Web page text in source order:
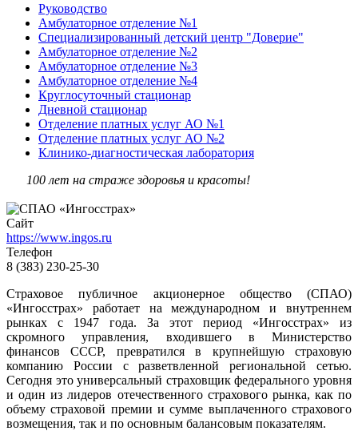
Руководство
Амбулаторное отделение №1
Специализированный детский центр "Доверие"
Амбулаторное отделение №2
Амбулаторное отделение №3
Амбулаторное отделение №4
Круглосуточный стационар
Дневной стационар
Отделение платных услуг АО №1
Отделение платных услуг АО №2
Клинико-диагностическая лаборатория
100 лет на страже здоровья и красоты!
Сайт
https://www.ingos.ru
Телефон
8 (383) 230-25-30
Страховое публичное акционерное общество (СПАО)
«Ингосстрах» работает на международном и внутреннем
рынках с 1947 года. За этот период «Ингосстрах» из
скромного управления, входившего в Министерство
финансов СССР, превратился в крупнейшую страховую
компанию России с разветвленной региональной сетью.
Сегодня это универсальный страховщик федерального уровня
и один из лидеров отечественного страхового рынка, как по
объему страховой премии и сумме выплаченного страхового
возмещения, так и по основным балансовым показателям.